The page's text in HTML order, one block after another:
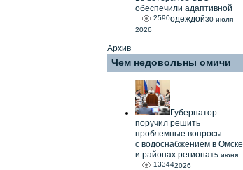
обеспечили адаптивной
одеждой
2590
30 июля
2026
Архив
Чем недовольны омичи
Губернатор
поручил решить
проблемные вопросы
с водоснабжением в Омске
и районах региона
13344
15 июня
2026